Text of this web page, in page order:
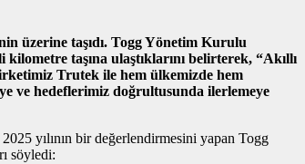
üzerine taşıdı. Togg Yönetim Kurulu
taşına ulaştıklarını belirterek, “Akıllı
Trutek ile hem ülkemizde hem
ve hedeflerimiz doğrultusunda ilerlemeye
yılının bir değerlendirmesini yapan Togg
söyledi: